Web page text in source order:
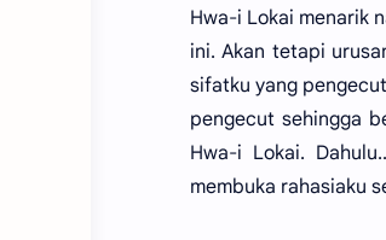
Hwa-i Lokai menarik
ini. Akan tetapi
sifatku yang
pengecut sehingga
Hwa-i Lokai.
membuka rahasiaku